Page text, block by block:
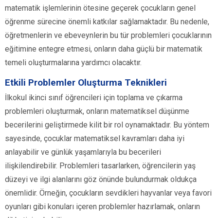
matematik işlemlerinin ötesine geçerek çocukların genel
öğrenme sürecine önemli katkılar sağlamaktadır. Bu nedenle,
öğretmenlerin ve ebeveynlerin bu tür problemleri çocuklarının
eğitimine entegre etmesi, onların daha güçlü bir matematik
temeli oluşturmalarına yardımcı olacaktır.
Etkili Problemler Oluşturma Teknikleri
İlkokul ikinci sınıf öğrencileri için toplama ve çıkarma
problemleri oluşturmak, onların matematiksel düşünme
becerilerini geliştirmede kilit bir rol oynamaktadır. Bu yöntem
sayesinde, çocuklar matematiksel kavramları daha iyi
anlayabilir ve günlük yaşamlarıyla bu becerileri
ilişkilendirebilir. Problemleri tasarlarken, öğrencilerin yaş
düzeyi ve ilgi alanlarını göz önünde bulundurmak oldukça
önemlidir. Örneğin, çocukların sevdikleri hayvanlar veya favori
oyunları gibi konuları içeren problemler hazırlamak, onların